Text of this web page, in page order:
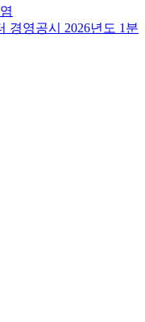
경영공시 2026년도 1분